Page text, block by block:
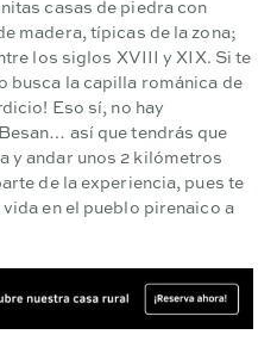
casas de piedra con
madera, típicas de la zona;
los siglos XVIII y XIX. Si te
busca la capilla románica de
Eso sí, no hay
así que tendrás que
y andar unos 2 kilómetros
de la experiencia, pues te
en el pueblo pirenaico a